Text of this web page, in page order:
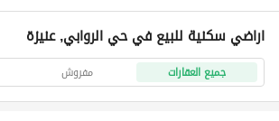
اراضي سكنية للبيع في حي الروابي, عنيزة
جميع العقارات مفروش